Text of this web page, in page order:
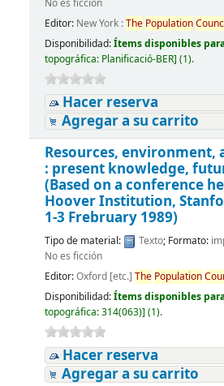
No es ficción
Editor: New York :The Population
Disponibilidad:Ítems disponibles
topográfica: Planificació-BER] (1).
Hacer reserva
Agregar a su carrito
Resources, environment,
: present knowledge,
(Based on a conference
Hoover Institution,
1-3 Frebruary 1989)
Tipo de material: Texto; Formato:
No es ficción
Editor:Oxford [etc.] The Population
Disponibilidad:Ítems disponibles
topográfica:314(063)] (1).
Hacer reserva
Agregar a su carrito